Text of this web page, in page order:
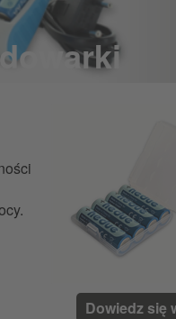
Dowiedz się